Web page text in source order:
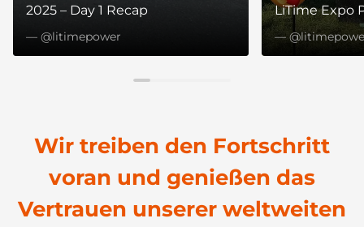
2025 – Day 1 Recap
— @litimepower
LiTime Expo
Their Trip!
—
Wir treiben den Fortschritt
voran und genießen das
Vertrauen unserer weltweiten